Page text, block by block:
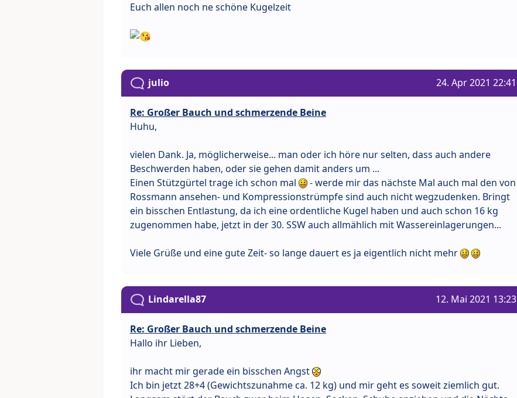
Euch allen noch ne schöne Kugelzeit
julio 24. Apr 2021 22:41
Re: Großer Bauch und schmerzende Beine
Huhu,
vielen Dank. Ja, möglicherweise... man oder ich höre nur selten, dass auch andere
Beschwerden haben, oder sie gehen damit anders um ...
Einen Stützgürtel trage ich schon mal
- werde mir das nächste Mal auch mal den von
Rossmann ansehen- und Kompressionstrümpfe sind auch nicht wegzudenken. Bringt
ein bisschen Entlastung, da ich eine ordentliche Kugel haben und auch schon 16 kg
zugenommen habe, jetzt in der 30. SSW auch allmählich mit Wassereinlagerungen...
Viele Grüße und eine gute Zeit- so lange dauert es ja eigentlich nicht mehr
Lindarella87 12. Mai 2021 13:23
Re: Großer Bauch und schmerzende Beine
Hallo ihr Lieben,
ihr macht mir gerade ein bisschen Angst
Ich bin jetzt 28+4 (Gewichtszunahme ca. 12 kg) und mir geht es soweit ziemlich gut.